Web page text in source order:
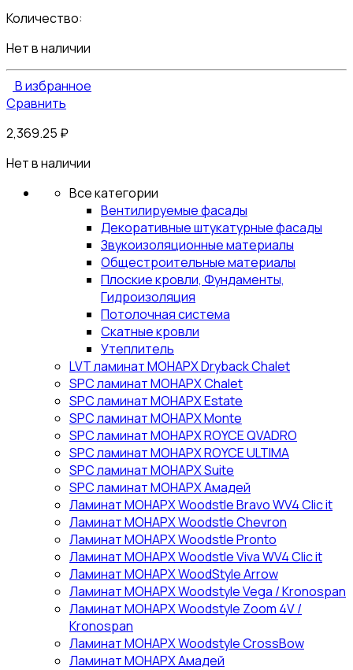
Количество:
Нет в наличии
В избранное
Сравнить
2,369.25 ₽
Нет в наличии
Все категории
Вентилируемые фасады
Декоративные штукатурные фасады
Звукоизоляционные материалы
Общестроительные материалы
Плоские кровли, Фундаменты,
Гидроизоляция
Потолочная система
Скатные кровли
Утеплитель
LVT ламинат МОНАРХ Dryback Chalet
SPC ламинат МОНАРХ Chalet
SPC ламинат МОНАРХ Estate
SPC ламинат МОНАРХ Monte
SPC ламинат МОНАРХ ROYCE QVADRO
SPC ламинат МОНАРХ ROYCE ULTIMA
SPC ламинат МОНАРХ Suite
SPC ламинат МОНАРХ Амадей
Ламинат МОНАРХ Woodstle Bravo WV4 Clic it
Ламинат МОНАРХ Woodstle Chevron
Ламинат МОНАРХ Woodstle Pronto
Ламинат МОНАРХ Woodstle Viva WV4 Clic it
Ламинат МОНАРХ WoodStyle Arrow
Ламинат МОНАРХ Woodstyle Vega / Kronospan
Ламинат МОНАРХ Woodstyle Zoom 4V /
Kronospan
Ламинат МОНАРХ Woodstyle СrossBow
Ламинат МОНАРХ Амадей